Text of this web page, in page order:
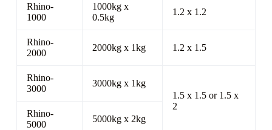
Rhino-
1000
1000kg x
0.5kg
1.2 x 1.2
Rhino-
2000
2000kg x 1kg 1.2 x 1.5
Rhino-
3000
3000kg x 1kg
1.5 x 1.5 or 1.5 x
2
Rhino-
5000
5000kg x 2kg